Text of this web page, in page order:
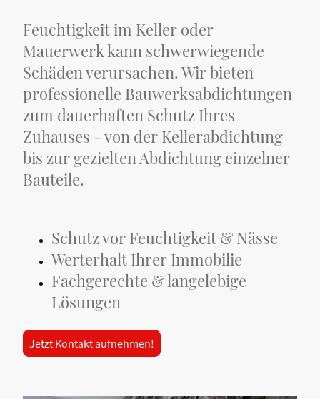
Feuchtigkeit im Keller oder
Mauerwerk kann schwerwiegende
Schäden verursachen. Wir bieten
professionelle Bauwerksabdichtungen
zum dauerhaften Schutz Ihres
Zuhauses - von der Kellerabdichtung
bis zur gezielten Abdichtung einzelner
Bauteile.
Schutz vor Feuchtigkeit & Nässe
Werterhalt Ihrer Immobilie
Fachgerechte & langelebige
Lösungen
Jetzt Kontakt aufnehmen!